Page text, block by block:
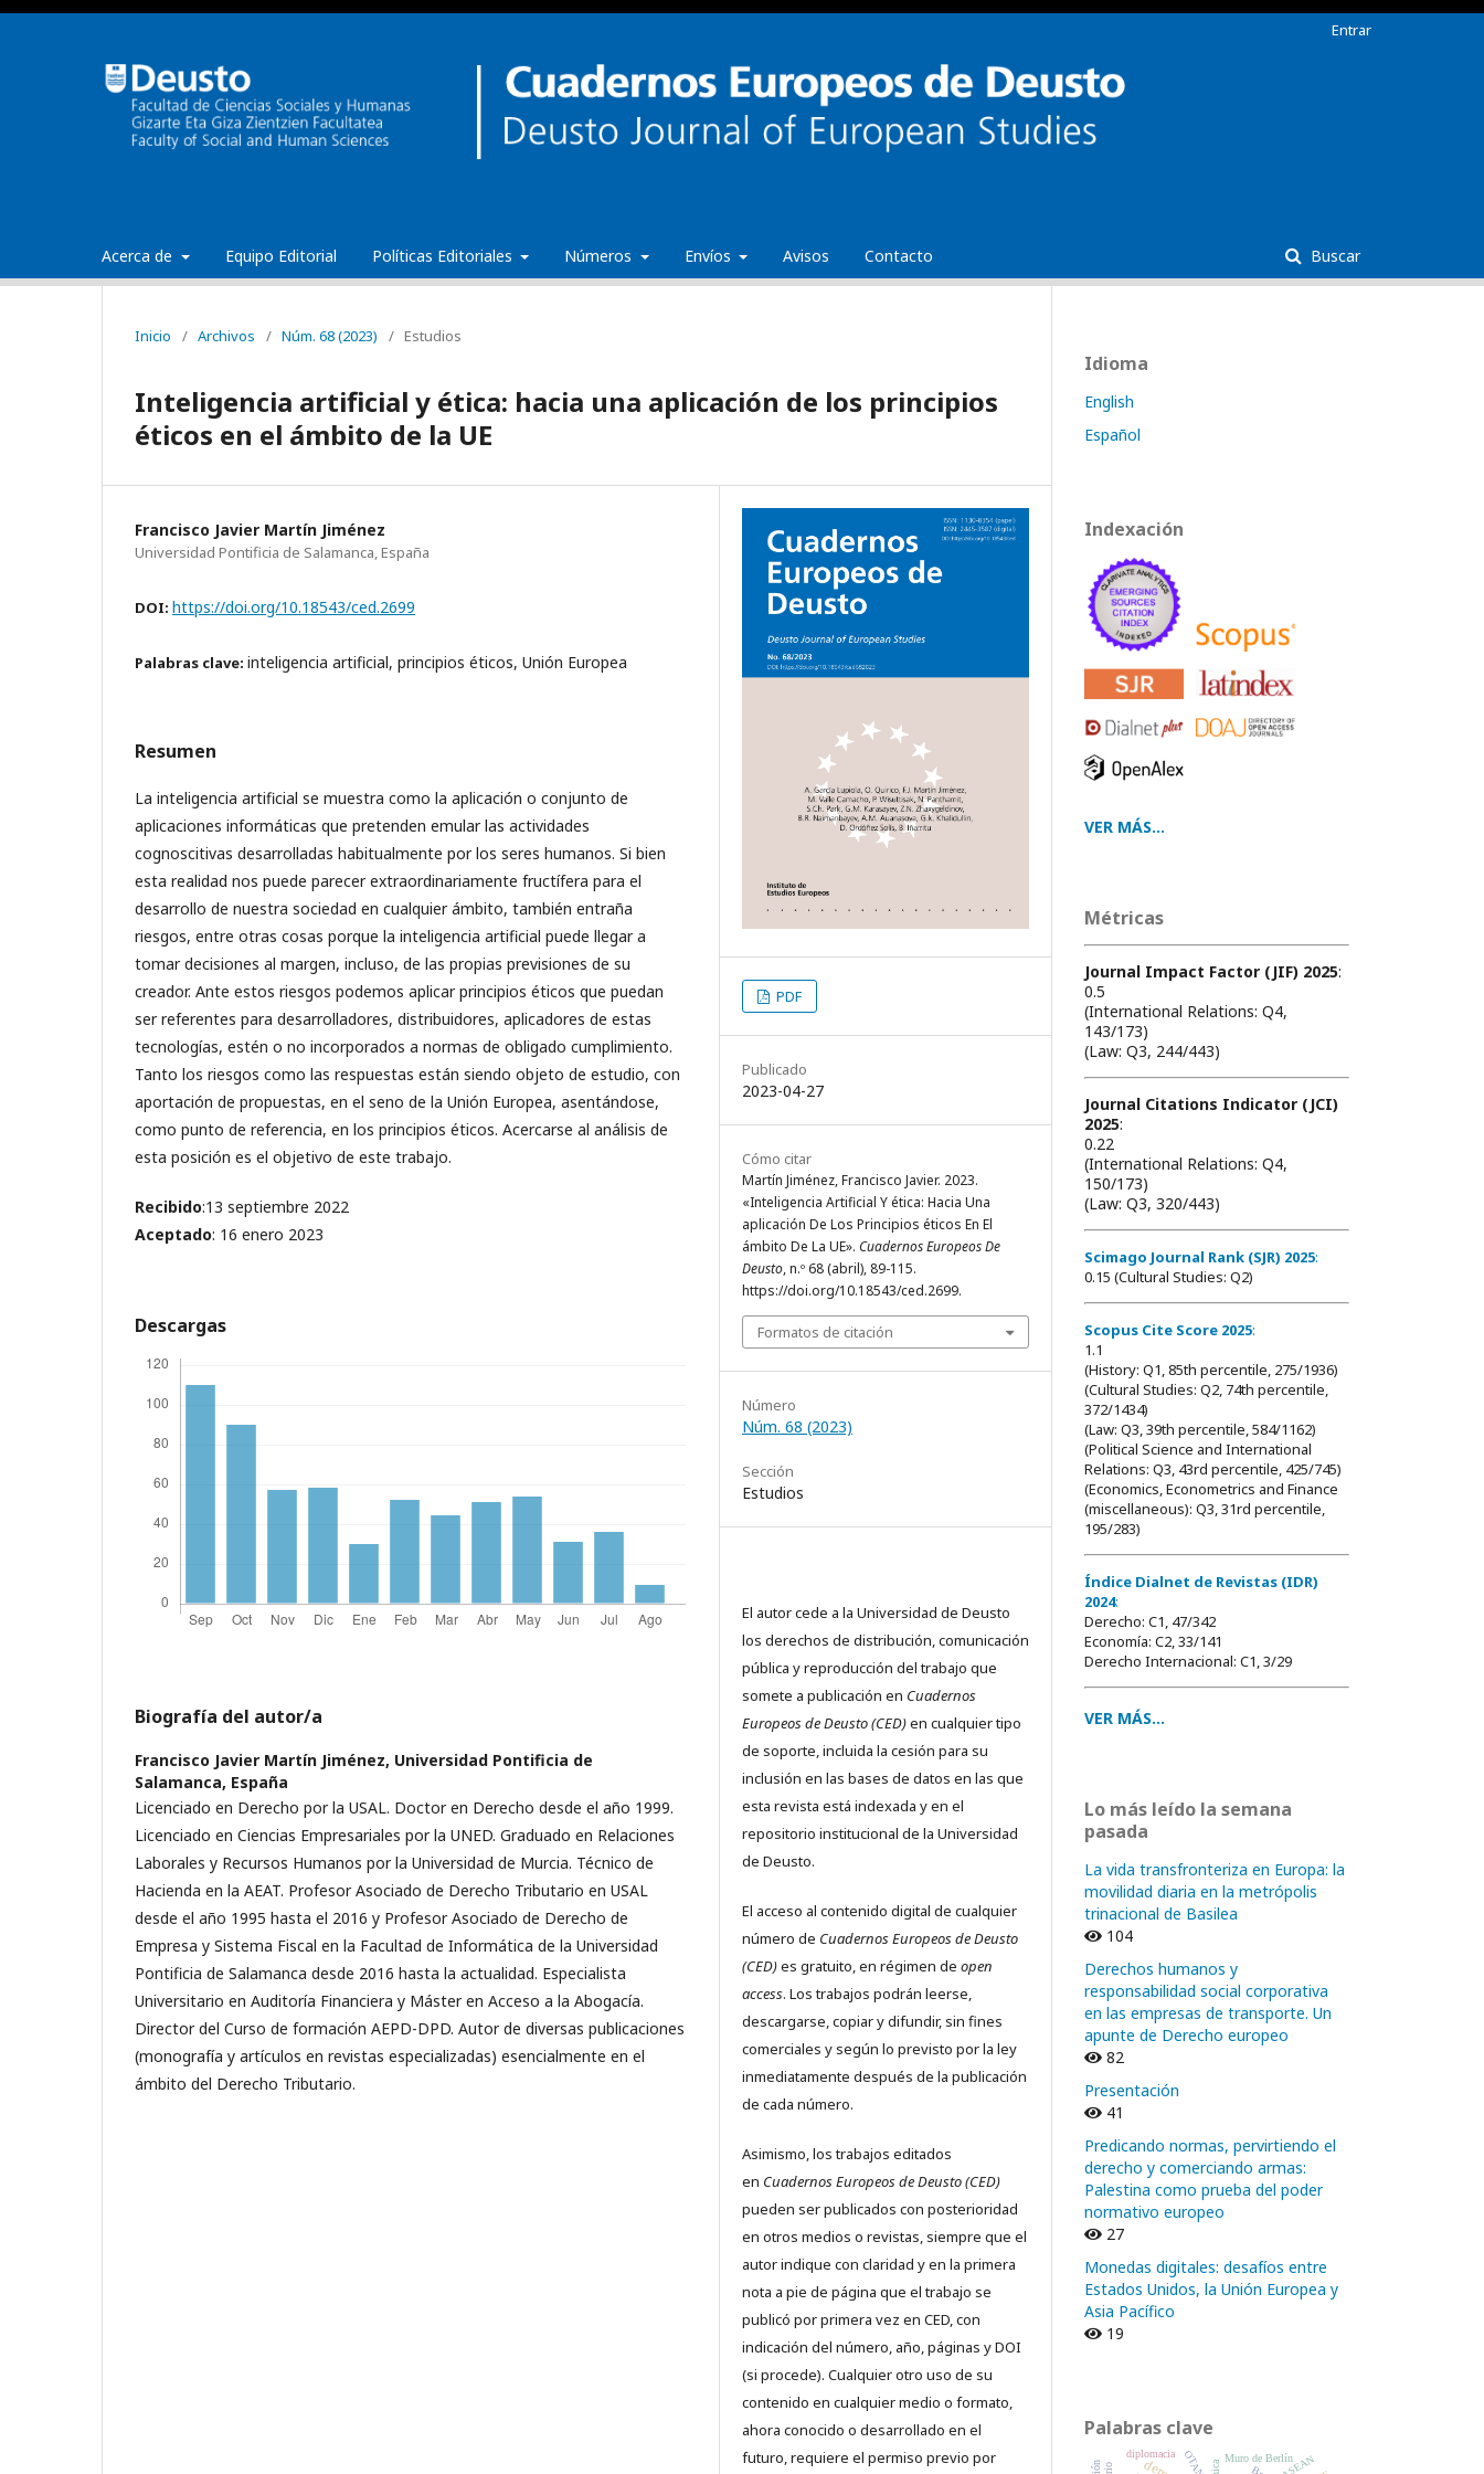
Acerca de Equipo Editorial Políticas Editoriales Números Envíos Avisos Contacto Buscar
Entrar
Inicio / Archivos / Núm. 68 (2023) / Estudios
Inteligencia artificial y ética: hacia una aplicación de los principios
éticos en el ámbito de la UE
Francisco Javier Martín Jiménez
Universidad Pontificia de Salamanca, España
DOI: https://doi.org/10.18543/ced.2699
Palabras clave: inteligencia artificial, principios éticos, Unión Europea
Resumen
La inteligencia artificial se muestra como la aplicación o conjunto de
aplicaciones informáticas que pretenden emular las actividades
cognoscitivas desarrolladas habitualmente por los seres humanos. Si bien
esta realidad nos puede parecer extraordinariamente fructífera para el
desarrollo de nuestra sociedad en cualquier ámbito, también entraña
riesgos, entre otras cosas porque la inteligencia artificial puede llegar a
tomar decisiones al margen, incluso, de las propias previsiones de su
creador. Ante estos riesgos podemos aplicar principios éticos que puedan
ser referentes para desarrolladores, distribuidores, aplicadores de estas
tecnologías, estén o no incorporados a normas de obligado cumplimiento.
Tanto los riesgos como las respuestas están siendo objeto de estudio, con
aportación de propuestas, en el seno de la Unión Europea, asentándose,
como punto de referencia, en los principios éticos. Acercarse al análisis de
esta posición es el objetivo de este trabajo.
Recibido:13 septiembre 2022
Aceptado: 16 enero 2023
Descargas
Biografía del autor/a
Francisco Javier Martín Jiménez, Universidad Pontificia de
Salamanca, España
Licenciado en Derecho por la USAL. Doctor en Derecho desde el año 1999.
Licenciado en Ciencias Empresariales por la UNED. Graduado en Relaciones
Laborales y Recursos Humanos por la Universidad de Murcia. Técnico de
Hacienda en la AEAT. Profesor Asociado de Derecho Tributario en USAL
desde el año 1995 hasta el 2016 y Profesor Asociado de Derecho de
Empresa y Sistema Fiscal en la Facultad de Informática de la Universidad
Pontificia de Salamanca desde 2016 hasta la actualidad. Especialista
Universitario en Auditoría Financiera y Máster en Acceso a la Abogacía.
Director del Curso de formación AEPD-DPD. Autor de diversas publicaciones
(monografía y artículos en revistas especializadas) esencialmente en el
ámbito del Derecho Tributario.
PDF
Publicado
2023-04-27
Cómo citar
Martín Jiménez, Francisco Javier. 2023.
«Inteligencia Artificial Y ética: Hacia Una
aplicación De Los Principios éticos En El
ámbito De La UE». Cuadernos Europeos De
Deusto, n.º 68 (abril), 89-115.
https://doi.org/10.18543/ced.2699.
Formatos de citación
Número
Núm. 68 (2023)
Sección
Estudios
El autor cede a la Universidad de Deusto
los derechos de distribución, comunicación
pública y reproducción del trabajo que
somete a publicación en Cuadernos
Europeos de Deusto (CED)en cualquier tipo
de soporte, incluida la cesión para su
inclusión en las bases de datos en las que
esta revista está indexada y en el
repositorio institucional de la Universidad
de Deusto.
El acceso al contenido digital de cualquier
número de Cuadernos Europeos de Deusto
(CED)es gratuito, en régimen de open
access. Los trabajos podrán leerse,
descargarse, copiar y difundir, sin fines
comerciales y según lo previsto por la ley
inmediatamente después de la publicación
de cada número.
Asimismo, los trabajos editados
en Cuadernos Europeos de Deusto (CED)
pueden ser publicados con posterioridad
en otros medios o revistas, siempre que el
autor indique con claridad y en la primera
nota a pie de página que el trabajo se
publicó por primera vez en CED, con
indicación del número, año, páginas y DOI
(si procede). Cualquier otro uso de su
contenido en cualquier medio o formato,
ahora conocido o desarrollado en el
futuro, requiere el permiso previo por
Idioma
English
Español
Indexación
VER MÁS...
Métricas
Journal Impact Factor (JIF) 2025:
0.5
(International Relations: Q4,
143/173)
(Law: Q3, 244/443)
Journal Citations Indicator (JCI)
2025:
0.22
(International Relations: Q4,
150/173)
(Law: Q3, 320/443)
Scimago Journal Rank (SJR) 2025:
0.15 (Cultural Studies: Q2)
Scopus Cite Score 2025:
1.1
(History: Q1, 85th percentile, 275/1936)
(Cultural Studies: Q2, 74th percentile,
372/1434)
(Law: Q3, 39th percentile, 584/1162)
(Political Science and International
Relations: Q3, 43rd percentile, 425/745)
(Economics, Econometrics and Finance
(miscellaneous): Q3, 31rd percentile,
195/283)
Índice Dialnet de Revistas (IDR)
2024:
Derecho: C1, 47/342
Economía: C2, 33/141
Derecho Internacional: C1, 3/29
VER MÁS...
Lo más leído la semana
pasada
La vida transfronteriza en Europa: la
movilidad diaria en la metrópolis
trinacional de Basilea
104
Derechos humanos y
responsabilidad social corporativa
en las empresas de transporte. Un
apunte de Derecho europeo
82
Presentación
41
Predicando normas, pervirtiendo el
derecho y comerciando armas:
Palestina como prueba del poder
normativo europeo
27
Monedas digitales: desafíos entre
Estados Unidos, la Unión Europea y
Asia Pacífico
19
Palabras clave
Muro de Berlín
OTAN
diplomacia ASEAN